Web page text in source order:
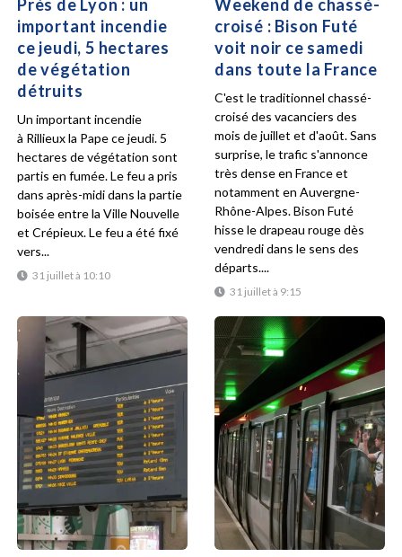
Près de Lyon : un
important incendie
ce jeudi, 5 hectares
de végétation
détruits
31 juillet à 10:10
Un important incendie
à Rillieux la Pape ce jeudi. 5
hectares de végétation sont
partis en fumée. Le feu a pris
dans après-midi dans la partie
boisée entre la Ville Nouvelle
et Crépieux. Le feu a été fixé
vers...
Weekend de chassé-
croisé : Bison Futé
voit noir ce samedi
dans toute la France
31 juillet à 9:15
C'est le traditionnel chassé-
croisé des vacanciers des
mois de juillet et d'août. Sans
surprise, le trafic s'annonce
très dense en France et
notamment en Auvergne-
Rhône-Alpes. Bison Futé
hisse le drapeau rouge dès
vendredi dans le sens des
départs....